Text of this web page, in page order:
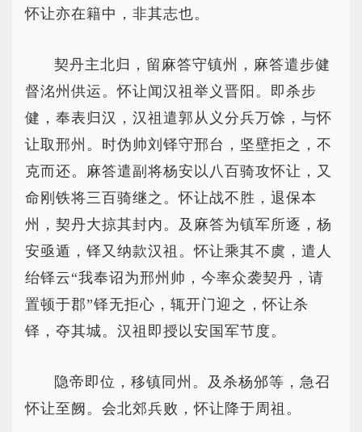
怀让亦在籍中，非其志也。
契丹主北归，留麻答守镇州，麻答遣步健
督洺州供运。怀让闻汉祖举义晋阳。即杀步
健，奉表归汉，汉祖遣郭从义分兵万馀，与怀
让取邢州。时伪帅刘铎守邢台，坚壁拒之，不
克而还。麻答遣副将杨安以八百骑攻怀让，又
命刚铁将三百骑继之。怀让战不胜，退保本
州，契丹大掠其封内。及麻答为镇军所逐，杨
安亟遁，铎又纳款汉祖。怀让乘其不虞，遣人
绐铎云“我奉诏为邢州帅，今率众袭契丹，请
置顿于郡”铎无拒心，辄开门迎之，怀让杀
铎，夺其城。汉祖即授以安国军节度。
隐帝即位，移镇同州。及杀杨邠等，急召
怀让至阙。会北郊兵败，怀让降于周祖。